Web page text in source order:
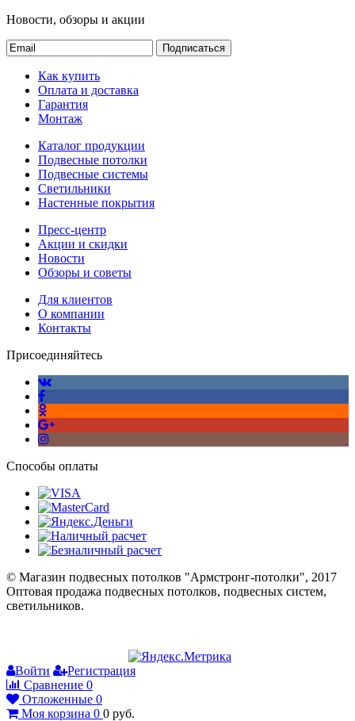
Новости, обзоры и акции
Подписаться
Как купить
Оплата и доставка
Гарантия
Монтаж
Каталог продукции
Подвесные потолки
Подвесные системы
Светильники
Настенные покрытия
Пресс-центр
Акции и скидки
Новости
Обзоры и советы
Для клиентов
О компании
Контакты
Присоединяйтесь
Способы оплаты
© Магазин подвесных потолков "Армстронг-потолки", 2017
Оптовая продажа подвесных потолков, подвесных систем,
светильников.
Войти
Регистрация
Сравнение 0
Отложенные 0
Моя корзина 0 0 руб.